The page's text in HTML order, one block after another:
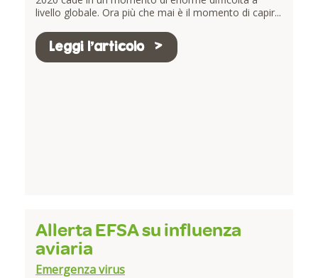
livello globale. Ora più che mai è il momento di capir...
Leggi l'articolo
Allerta EFSA su influenza
aviaria
Emergenza virus